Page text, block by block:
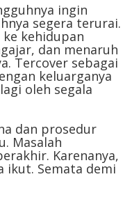
ingin
segera terurai.
kehidupan
dan menaruh
Tercover sebagai
keluarganya
oleh segala
dan prosedur
Masalah
Karenanya,
ikut. Semata demi